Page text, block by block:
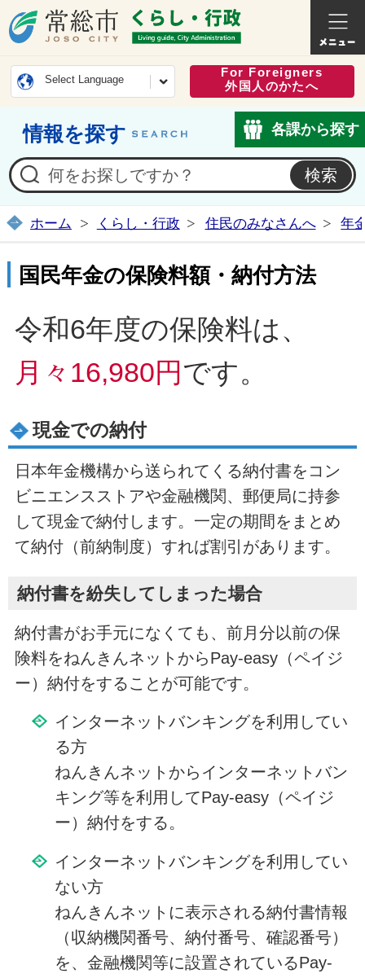
常総市公式ホームページ
くらし
Select Language
For Foreigners
外国人のかたへ
情報を探す 各課から探す
ホーム くらし・行政 住民のみなさんへ 年
国民年金の保険料額・納付方法
令和6年度の保険料は、
月々16,980円です。
現金での納付
日本年金機構から送られてくる納付書をコン
ビニエンスストアや金融機関、郵便局に持参
して現金で納付します。一定の期間をまとめ
て納付（前納制度）すれば割引があります。
納付書を紛失してしまった場合
納付書がお手元になくても、前月分以前の保
険料をねんきんネットからPay-easy（ペイジ
ー）納付をすることが可能です。
インターネットバンキングを利用してい
る方
ねんきんネットからインターネットバン
キング等を利用してPay-easy（ペイジ
ー）納付をする。
インターネットバンキングを利用してい
ない方
ねんきんネットに表示される納付書情報
（収納機関番号、納付番号、確認番号）
を、金融機関等に設置されているPay-